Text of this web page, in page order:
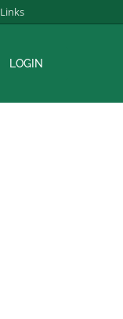
Links
LOGIN